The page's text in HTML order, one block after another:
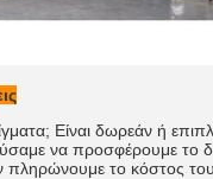
Είναι δωρεάν ή
να προσφέρουμε το
το κόστος του